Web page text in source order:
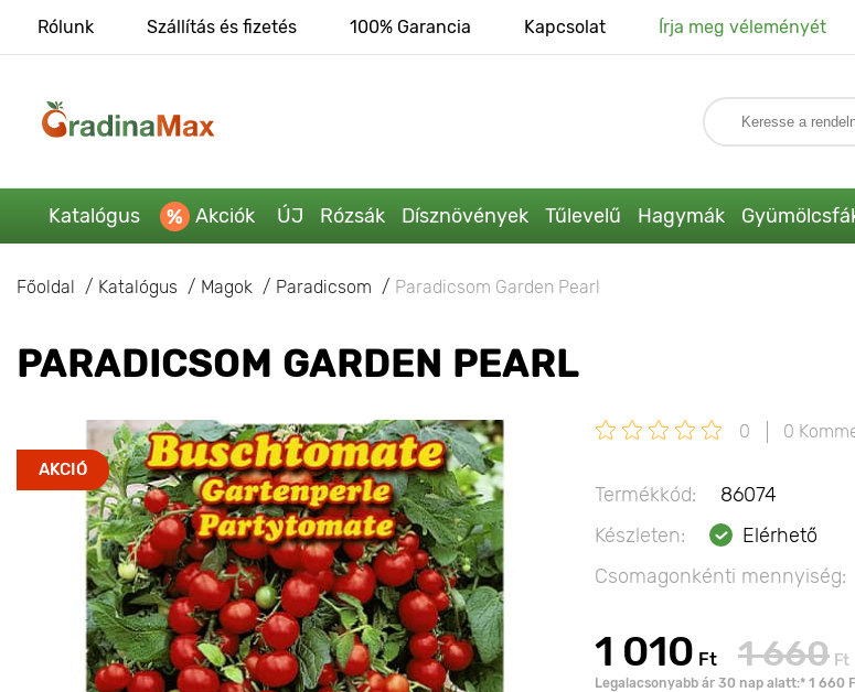
Rólunk Szállítás és fizetés 100% Garancia Kapcsolat Írja meg véleményét
Katalógus Akciók ÚJ Rózsák Dísznövények Tűlevelű Hagymák
Főoldal Katalógus Magok Paradicsom Paradicsom Garden Pearl
PARADICSOM GARDEN PEARL
AKCIÓ
0 0
Termékkód:
86074
Készleten:
Elérhető
Csomagonkénti mennyiség:
1 010 Ft 1 660 Ft
Legalacsonyabb ár 30 nap alatt:* 1 660